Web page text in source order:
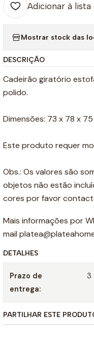
Adicionar à
Mostrar stock das
DESCRIÇÃO
Cadeirão giratório
polido.
Dimensões: 73 x 78 x
Este produto requer
Obs.: Os valores são
objetos não estão
cores por favor
Mais informações por
mail
DETALHES
Prazo de
entrega:
3
PARTILHAR ESTE